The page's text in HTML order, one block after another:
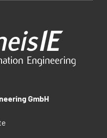
GmbH